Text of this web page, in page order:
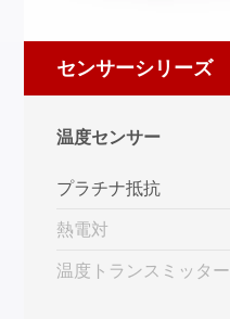
センサーシリーズ
温度センサー
プラチナ抵抗
熱電対
温度トランスミッター